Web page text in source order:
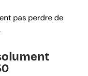
pas perdre de